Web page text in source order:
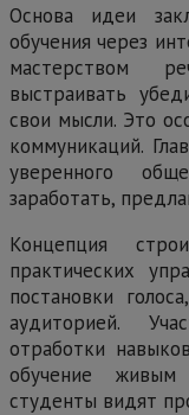
Основа идеи
обучения через
мастерством
выстраивать
свои мысли. Это
коммуникаций.
уверенного
заработать,
Концепция
практических
постановки
аудиторией.
отработки
обучение
студенты видят